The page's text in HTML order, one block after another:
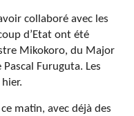
collaboré avec les
d’Etat ont été
Mikokoro, du Major
Furuguta. Les
matin, avec déjà des